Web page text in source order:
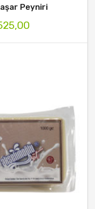
Peyniri